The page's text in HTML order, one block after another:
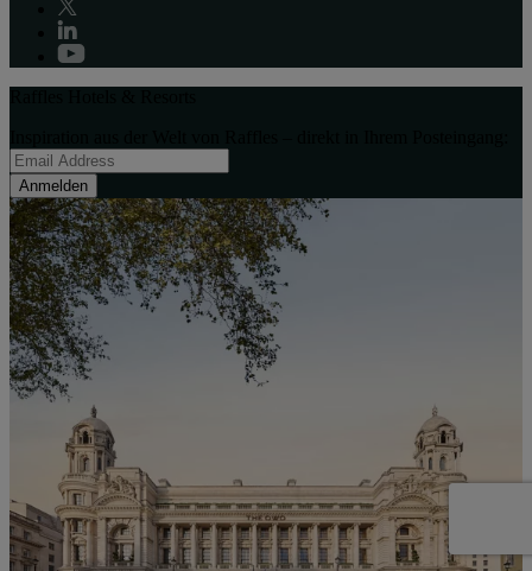
Anmelden